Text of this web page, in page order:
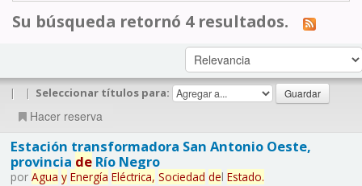
Su búsqueda retornó 4 resultados.
| | Seleccionar títulos para:
Hacer reserva
Estación transformadora San Antonio Oeste,
provincia deRío Negro
por Agua y Energía Eléctrica, Sociedad del Estado.